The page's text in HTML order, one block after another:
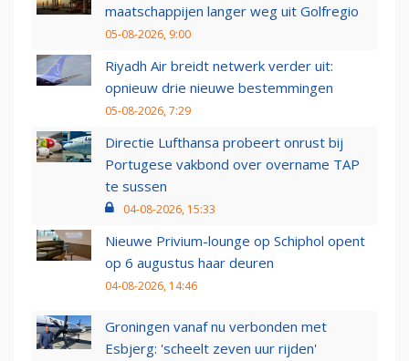
maatschappijen langer weg uit Golfregio
05-08-2026, 9:00
Riyadh Air breidt netwerk verder uit:
opnieuw drie nieuwe bestemmingen
05-08-2026, 7:29
Directie Lufthansa probeert onrust bij
Portugese vakbond over overname TAP
te sussen
04-08-2026, 15:33
Nieuwe Privium-lounge op Schiphol opent
op 6 augustus haar deuren
04-08-2026, 14:46
Groningen vanaf nu verbonden met
Esbjerg: 'scheelt zeven uur rijden'